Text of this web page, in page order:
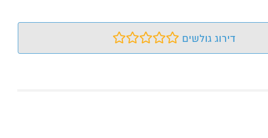
דירוג גולשים